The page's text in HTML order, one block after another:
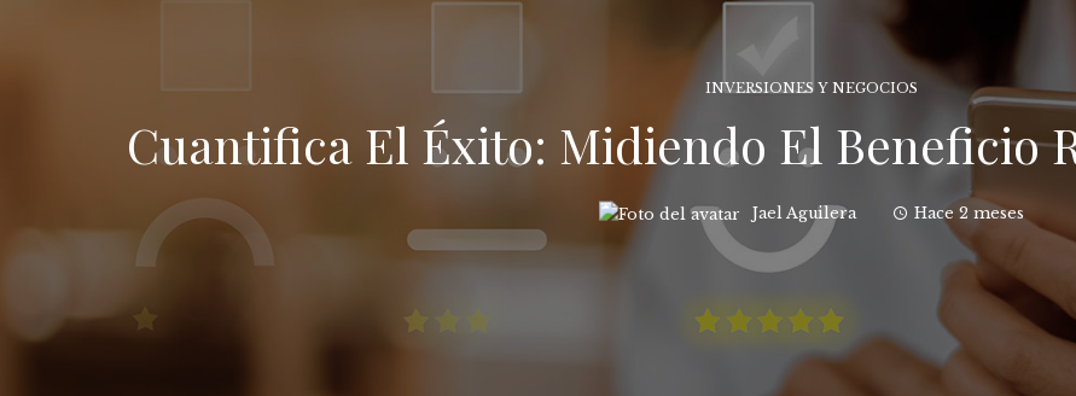
INVERSIONES Y NEGOCIOS
Cuantifica El Éxito: Midiendo El Beneficio
Jael Aguilera Hace 2 meses